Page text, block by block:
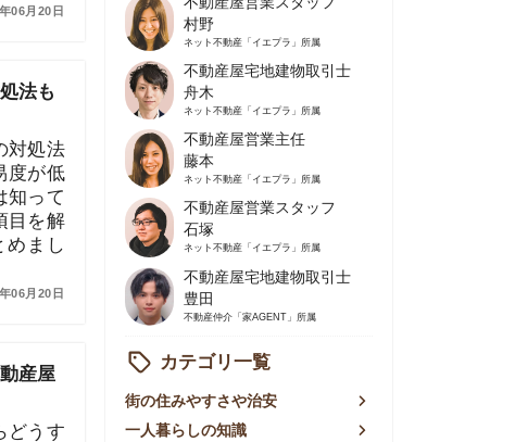
不動産屋営業主任
「イエプラ」所属
不動産屋営業スタッフ
「イエプラ」所属
不動産屋宅地建物取引士
豊田
不動産仲介 「家AGENT」所属
カテゴリ一覧
街の住みやすさや治安
同棲に関する知識
物件探しのマル秘情報
エリアごとの家賃